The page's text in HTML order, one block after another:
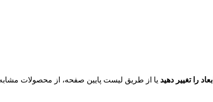
ابعاد را تغییر دهید یا از طریق لیست پایین صفحه، از محصولات مشابه